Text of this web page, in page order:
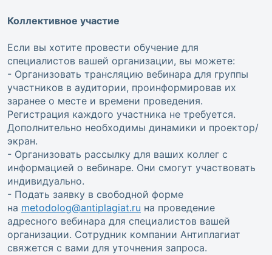
Коллективное участие
Если вы хотите провести обучение для
специалистов вашей организации, вы можете:
- Организовать трансляцию вебинара для группы
участников в аудитории, проинформировав их
заранее о месте и времени проведения.
Регистрация каждого участника не требуется.
Дополнительно необходимы динамики и проектор/
экран.
- Организовать рассылку для ваших коллег с
информацией о вебинаре. Они смогут участвовать
индивидуально.
- Подать заявку в свободной форме
на metodolog@antiplagiat.ru на проведение
адресного вебинара для специалистов вашей
организации. Сотрудник компании Антиплагиат
свяжется с вами для уточнения запроса.